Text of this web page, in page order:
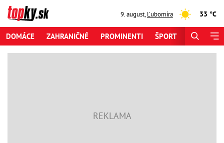
9. august,Ľubomíra 33 °C
DOMÁCE ZAHRANIČNÉ PROMINENTI ŠPORT